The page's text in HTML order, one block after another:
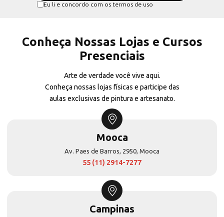
Eu li e concordo com os termos de uso
Conheça Nossas Lojas e Cursos
Presenciais
Arte de verdade você vive aqui.
Conheça nossas lojas físicas e participe das
aulas exclusivas de pintura e artesanato.
Mooca
Av. Paes de Barros, 2950, Mooca
55 (11) 2914-7277
Campinas